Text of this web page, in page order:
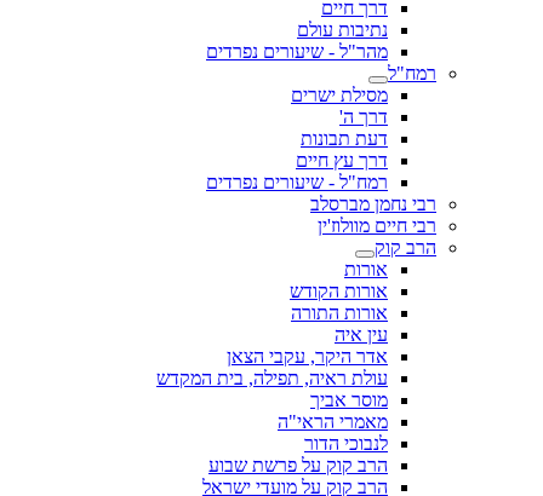
דרך חיים
נתיבות עולם
מהר"ל - שיעורים נפרדים
רמח"ל
מסילת ישרים
דרך ה'
דעת תבונות
דרך עץ חיים
רמח"ל - שיעורים נפרדים
רבי נחמן מברסלב
רבי חיים מוולוז'ין
הרב קוק
אורות
אורות הקודש
אורות התורה
עין איה
אדר היקר, עקבי הצאן
עולת ראיה, תפילה, בית המקדש
מוסר אביך
מאמרי הראי"ה
לנבוכי הדור
הרב קוק על פרשת שבוע
הרב קוק על מועדי ישראל